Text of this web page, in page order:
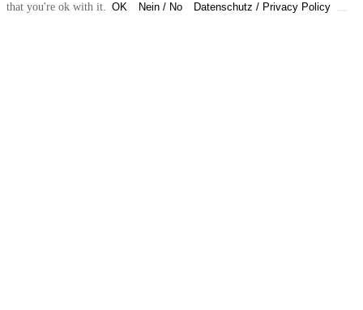
that you're ok with it. OK Nein / No Datenschutz / Privacy Policy